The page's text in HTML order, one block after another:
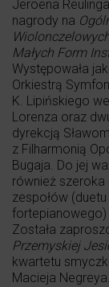
Jeroena
nagrody na
Małych Form
Występowała
Orkiestrą
K. Lipińskiego
Lorenza oraz
dyrekcją
z Filharmonią
Bugaja. Do jej
również szeroka
zespołów
fortepianowego)
Została
Przemyskiej
kwartetu
Macieja Negreya.